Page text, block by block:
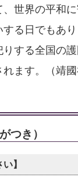
世界の平和
る日でもあ
りする全国の
ます。（靖
つき）
】